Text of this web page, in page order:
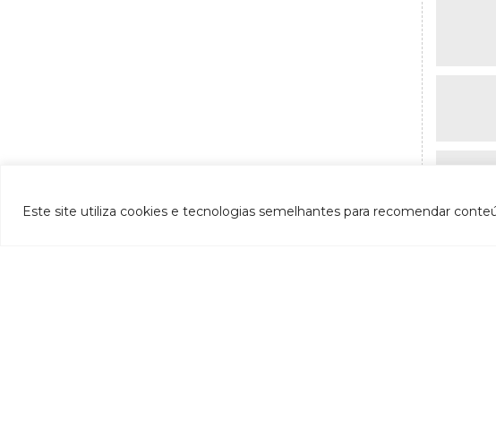
Este site utiliza cookies e tecnologias semelhantes para recomendar